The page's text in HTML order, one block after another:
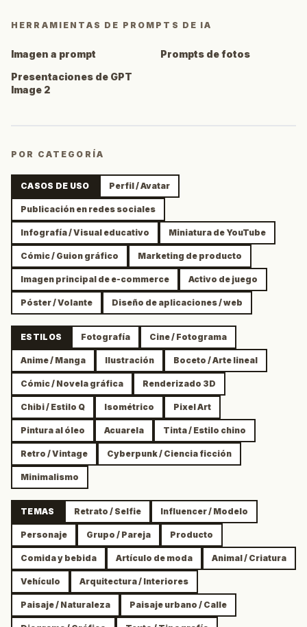
HERRAMIENTAS DE PROMPTS DE IA
Imagen a prompt
Prompts de fotos
Presentaciones de GPT
Image 2
POR CATEGORÍA
CASOS DE USO Perfil / Avatar
Publicación en redes sociales
Infografía / Visual educativo Miniatura de YouTube
Cómic / Guion gráfico Marketing de producto
Imagen principal de e-commerce Activo de juego
Póster / Volante Diseño de aplicaciones / web
ESTILOS Fotografía Cine / Fotograma
Anime / Manga Ilustración Boceto / Arte lineal
Cómic / Novela gráfica Renderizado 3D
Chibi / Estilo Q Isométrico Pixel Art
Pintura al óleo Acuarela Tinta / Estilo chino
Retro / Vintage Cyberpunk / Ciencia ficción
Minimalismo
TEMAS Retrato / Selfie Influencer / Modelo
Personaje Grupo / Pareja Producto
Comida y bebida Artículo de moda Animal / Criatura
Vehículo Arquitectura / Interiores
Paisaje / Naturaleza Paisaje urbano / Calle